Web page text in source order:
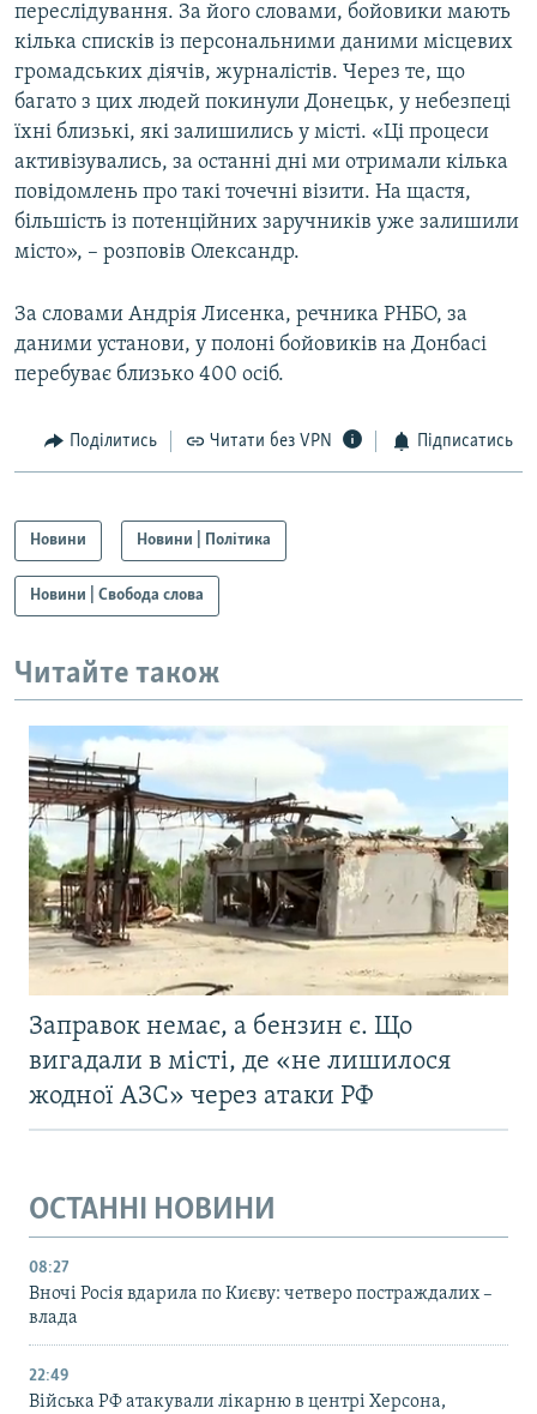
переслідування. За його словами, бойовики мають
кілька списків із персональними даними місцевих
громадських діячів, журналістів. Через те, що
багато з цих людей покинули Донецьк, у небезпеці
їхні близькі, які залишились у місті. «Ці процеси
активізувались, за останні дні ми отримали кілька
повідомлень про такі точечні візити. На щастя,
більшість із потенційних заручників уже залишили
місто», – розповів Олександр.
За словами Андрія Лисенка, речника РНБО, за
даними установи, у полоні бойовиків на Донбасі
перебуває близько 400 осіб.
Поділитись Читати без VPN Підписатись
Новини Новини | Політика
Новини | Свобода слова
Читайте також
Заправок немає, а бензин є. Що
вигадали в місті, де «не лишилося
жодної АЗС» через атаки РФ
ОСТАННІ НОВИНИ
08:27
Вночі Росія вдарила по Києву: четверо постраждалих –
влада
22:49
Війська РФ атакували лікарню в центрі Херсона,